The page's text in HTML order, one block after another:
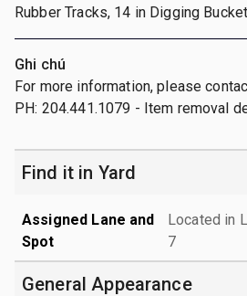
Rubber Tracks, 14 in Digging
Ghi chú
For more information, please
PH: 204.441.1079 - Item removal
Find it in Yard
Assigned Lane and
Spot
Located in
7
General Appearance